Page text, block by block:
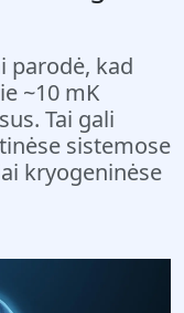
parodė, kad
~10 mK
Tai gali
sistemose
kryogeninėse